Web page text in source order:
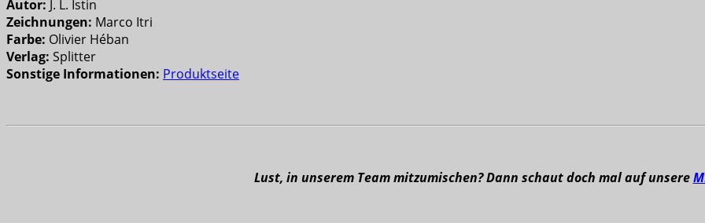
Autor: J. L. Istin
Zeichnungen: Marco Itri
Farbe: Olivier Héban
Verlag: Splitter
Sonstige Informationen: Produktseite
Lust, in unserem Team mitzumischen? Dann schaut doch mal auf unsere